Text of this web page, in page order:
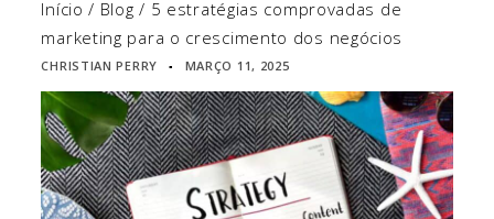
Início / Blog / 5 estratégias comprovadas de
marketing para o crescimento dos negócios
CHRISTIAN PERRY ▪ MARÇO 11, 2025